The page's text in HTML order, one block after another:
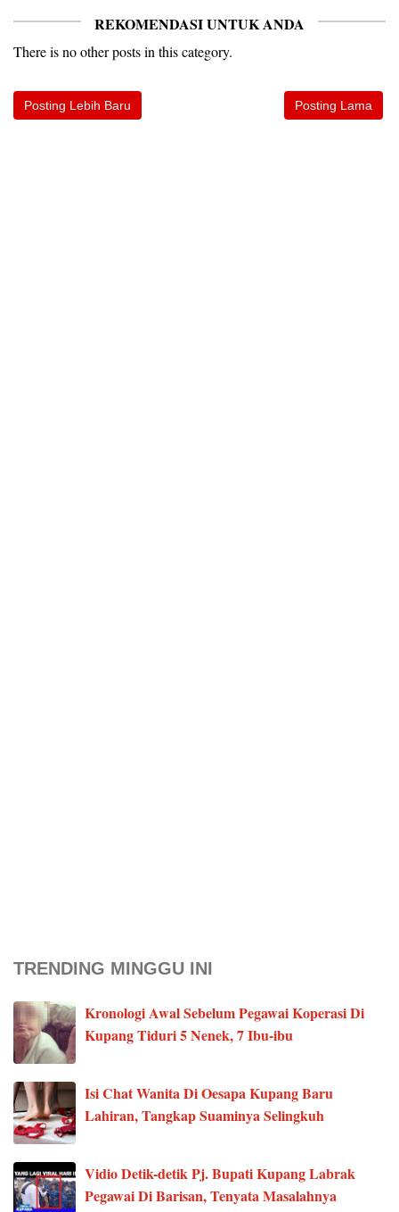
REKOMENDASI UNTUK ANDA
There is no other posts in this category.
Posting Lebih Baru Posting Lama
TRENDING MINGGU INI
Kronologi Awal Sebelum Pegawai Koperasi Di
Kupang Tiduri 5 Nenek, 7 Ibu-ibu
Isi Chat Wanita Di Oesapa Kupang Baru
Lahiran, Tangkap Suaminya Selingkuh
Vidio Detik-detik Pj. Bupati Kupang Labrak
Pegawai Di Barisan, Tenyata Masalahnya